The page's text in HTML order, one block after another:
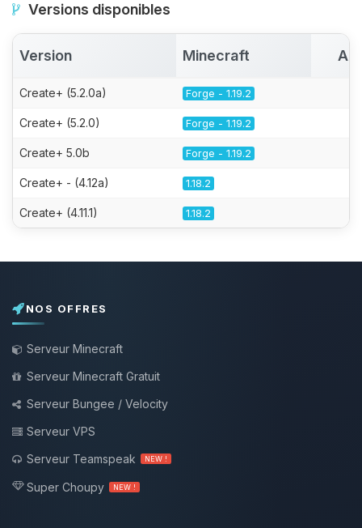
Versions disponibles
Version Minecraft
Create+ (5.2.0a) Forge - 1.19.2
Create+ (5.2.0) Forge - 1.19.2
Create+ 5.0b Forge - 1.19.2
Create+ - (4.12a) 1.18.2
Create+ (4.11.1) 1.18.2
NOS OFFRES
Serveur Minecraft
Serveur Minecraft Gratuit
Serveur Bungee / Velocity
Serveur VPS
Serveur Teamspeak
NEW !
Super Choupy NEW !